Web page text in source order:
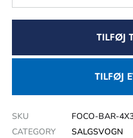
TILFØJ
TILFØJ
SKU
FOCO-BAR-
CATEGORY
SALGSVOGN